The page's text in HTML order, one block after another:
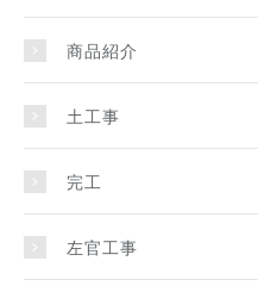
商品紹介
土工事
完工
左官工事